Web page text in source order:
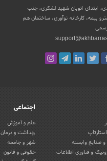
ابتدای اتوبان شهید لشکری، جنب
بیمه، کارخانه نوآوری، ساختمان هم
صنایع وابسته
و فناوری اطلاعات
اجتماعی
علم و آموزش
بهداشت و درمان
شهر و جامعه
حقوقی و قانون